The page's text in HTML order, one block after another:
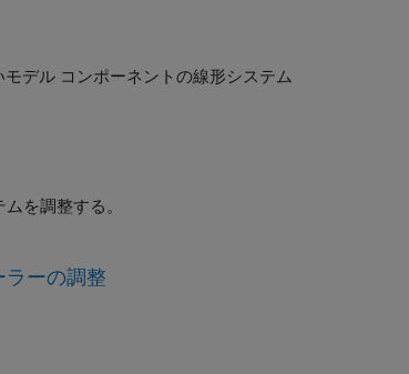
デル コンポーネントの線形システム
を調整する。
ラーの調整